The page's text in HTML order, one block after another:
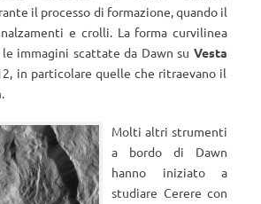
il processo di formazione, quando il
e crolli. La forma curvilinea
immagini scattate da Dawn su Vesta
in particolare quelle che ritraevano il
.
Molti altri strumenti
a bordo di Dawn
hanno iniziato a
studiare Cerere con